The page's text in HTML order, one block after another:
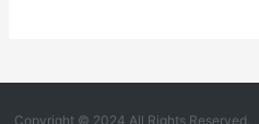
Copyright © 2024 All Rights Reserved.